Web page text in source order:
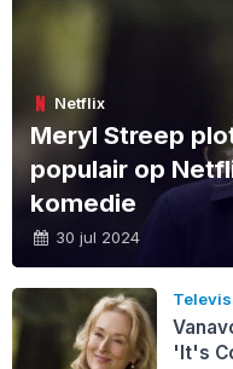
Netflix
Meryl Streep
populair op
komedie
30 jul 2024
'It's